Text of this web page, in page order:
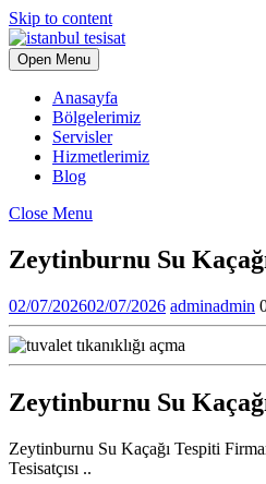
Skip to content
Open Menu
Anasayfa
Bölgelerimiz
Servisler
Hizmetlerimiz
Blog
Close Menu
Zeytinburnu Su
02/07/202602/07/2026 adminadmin
Zeytinburnu Su
Zeytinburnu Su Kaçağı Tespiti
Tesisatçısı ..